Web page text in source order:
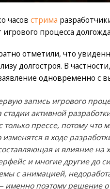
часов стрима
процесса
отметили, что
долгостроя. В
одновременно с
запись игрового
стадии активной
только прессе, потому что
изменятся в ходе
и влияние на
и многие другие до
с анимацией,
поэтому решение о